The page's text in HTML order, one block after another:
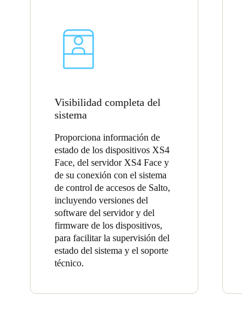
Visibilidad completa del
sistema
Proporciona información de
estado de los dispositivos XS4
Face, del servidor XS4 Face y
de su conexión con el sistema
de control de accesos de Salto,
incluyendo versiones del
software del servidor y del
firmware de los dispositivos,
para facilitar la supervisión del
estado del sistema y el soporte
técnico.